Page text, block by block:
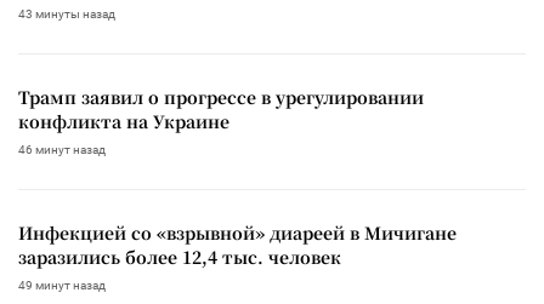
43 минуты назад
Трамп заявил о прогрессе в урегулировании
конфликта на Украине
46 минут назад
Инфекцией со «взрывной» диареей в Мичигане
заразились более 12,4 тыс. человек
49 минут назад